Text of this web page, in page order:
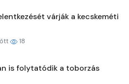
várják a kecskeméti
18
is folytatódik a toborzás